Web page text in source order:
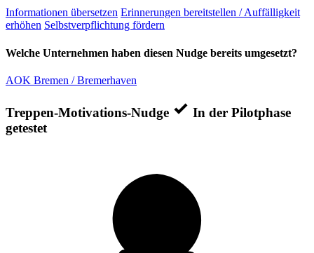
Informationen übersetzen Erinnerungen bereitstellen / Auffälligkeit
erhöhen Selbstverpflichtung fördern
Welche Unternehmen haben diesen Nudge bereits umgesetzt?
AOK Bremen / Bremerhaven
Treppen-Motivations-Nudge
In der Pilotphase
getestet